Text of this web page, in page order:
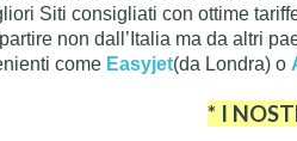
Siti consigliati con ottime
non dall’Italia ma da altri
come Easyjet(da Londra) o
* I